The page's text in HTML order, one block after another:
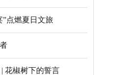
点燃夏日文旅
花椒树下的誓言